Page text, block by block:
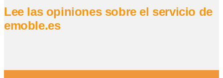
Lee las opiniones sobre el servicio de
emoble.es